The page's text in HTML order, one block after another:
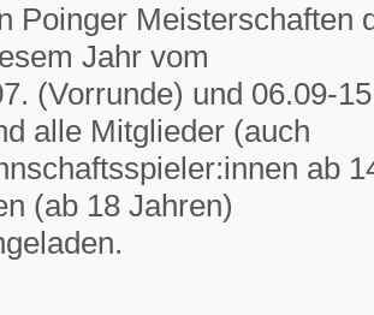
Poinger Meisterschaften
Jahr vom
(Vorrunde) und 06.09-
alle Mitglieder (auch
ab
(ab 18 Jahren)